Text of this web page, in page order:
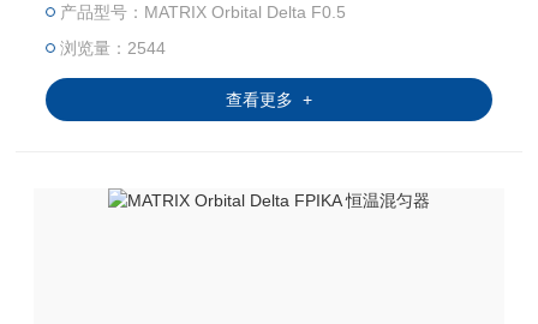
用，都可以混合均匀，达到无交叉污染的理想混匀效果。
产品型号：MATRIX Orbital Delta F0.5
浏览量：2544
查看更多 +